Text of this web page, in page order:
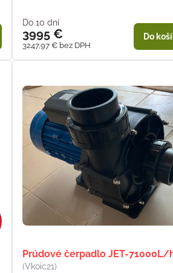
Do 10 dní
3995 €
3247,97 € bez DPH
Do
Prúdové čerpadlo JET-71000L/
(Vkoic21)